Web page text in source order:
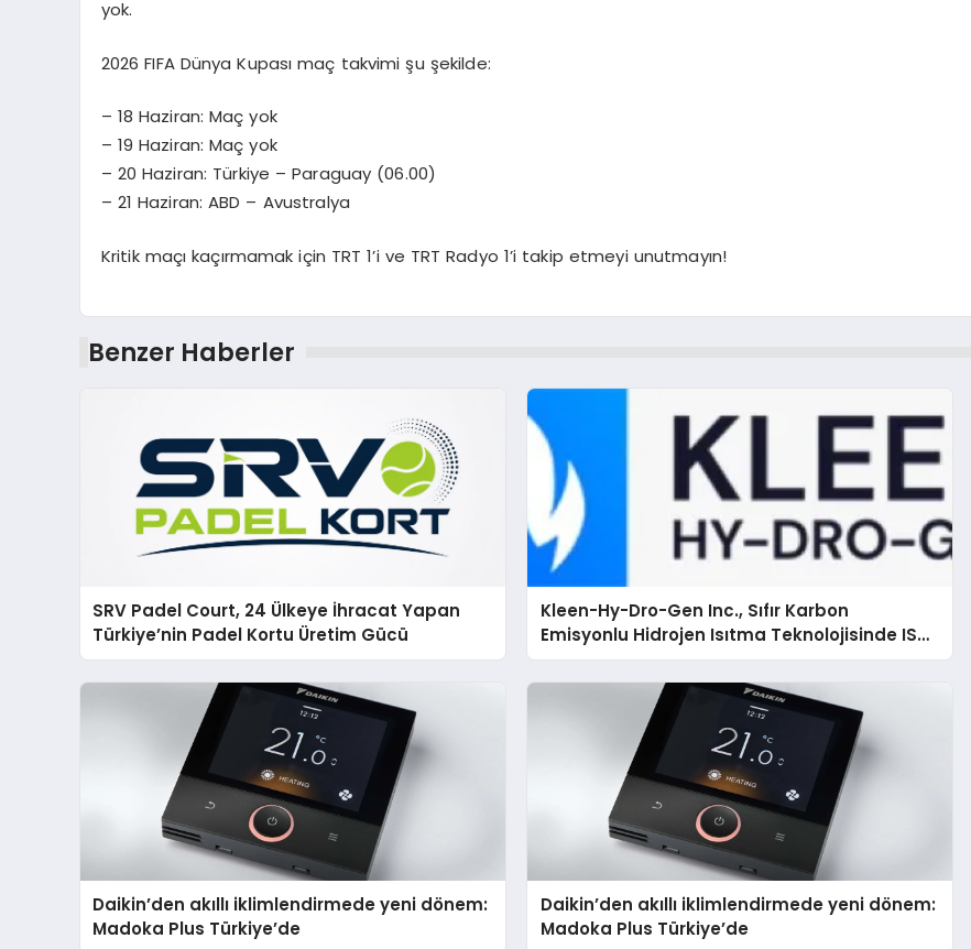
yok.
2026 FIFA Dünya Kupası maç takvimi şu şekilde:
– 18 Haziran: Maç yok
– 19 Haziran: Maç yok
– 20 Haziran: Türkiye – Paraguay (06.00)
– 21 Haziran: ABD – Avustralya
Kritik maçı kaçırmamak için TRT 1’i ve TRT Radyo 1’i takip etmeyi unutmayın!
Benzer Haberler
SRV Padel Court, 24 Ülkeye İhracat Yapan
Türkiye’nin Padel Kortu Üretim Gücü
Kleen-Hy-Dro-Gen Inc., Sıfır Karbon
Emisyonlu Hidrojen Isıtma Teknolojisinde ISO
ve TSSA Düzenleyici Onaylarını Aldı
Daikin’den akıllı iklimlendirmede yeni dönem:
Madoka Plus Türkiye’de
Daikin’den akıllı iklimlendirmede yeni dönem:
Madoka Plus Türkiye’de